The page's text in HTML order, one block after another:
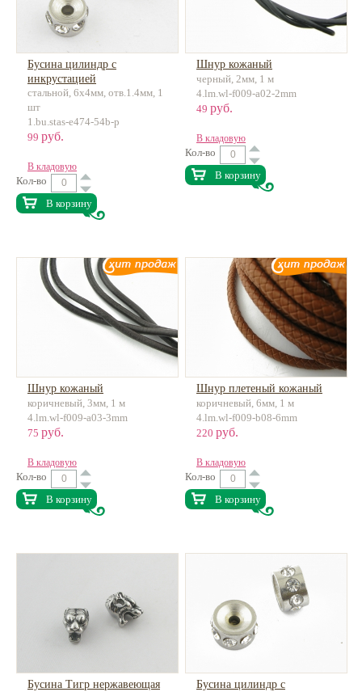
Бусина цилиндр с
инкрустацией
нержавеющая сталь
стальной, 6x4мм, отв.1.4мм, 1
шт
1.bu.stas-e474-54b-p
99 руб.
В кладовую
Кол-во
В корзину
Шнур кожаный
черный, 2мм, 1 м
4.lm.wl-f009-a02-2mm
49 руб.
В кладовую
Кол-во
В корзину
Шнур кожаный
коричневый, 3мм, 1 м
4.lm.wl-f009-a03-3mm
75 руб.
В кладовую
Кол-во
В корзину
Шнур плетеный кожаный
коричневый, 6мм, 1 м
4.lm.wl-f009-b08-6mm
220 руб.
В кладовую
Кол-во
В корзину
Бусина Тигр нержавеющая
Бусина цилиндр с